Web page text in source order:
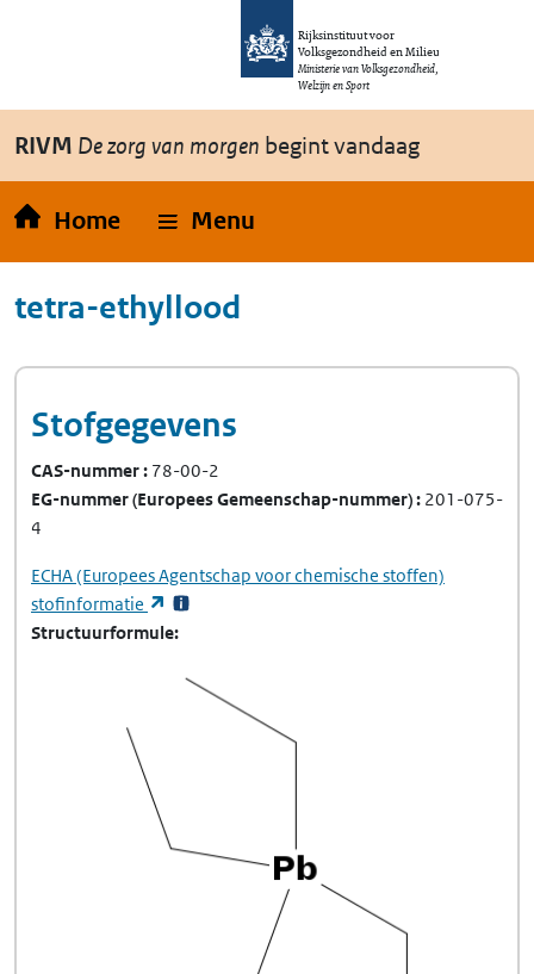
Overslaan en naar de inhoud gaan
Rijksinstituut voor
Volksgezondheid en Milieu
Ministerie van Volksgezondheid,
Welzijn en Sport
RIVM De zorg van morgen begint vandaag
Home Menu
tetra-ethyllood
Stofgegevens
CAS-nummer 78-00-2
EG-nummer(Europees Gemeenschap-nummer) 201-075-
4
ECHA(Europees Agentschap voor chemische stoffen)
stofinformatie
(opent in een nieuw tabblad)
Structuurformule